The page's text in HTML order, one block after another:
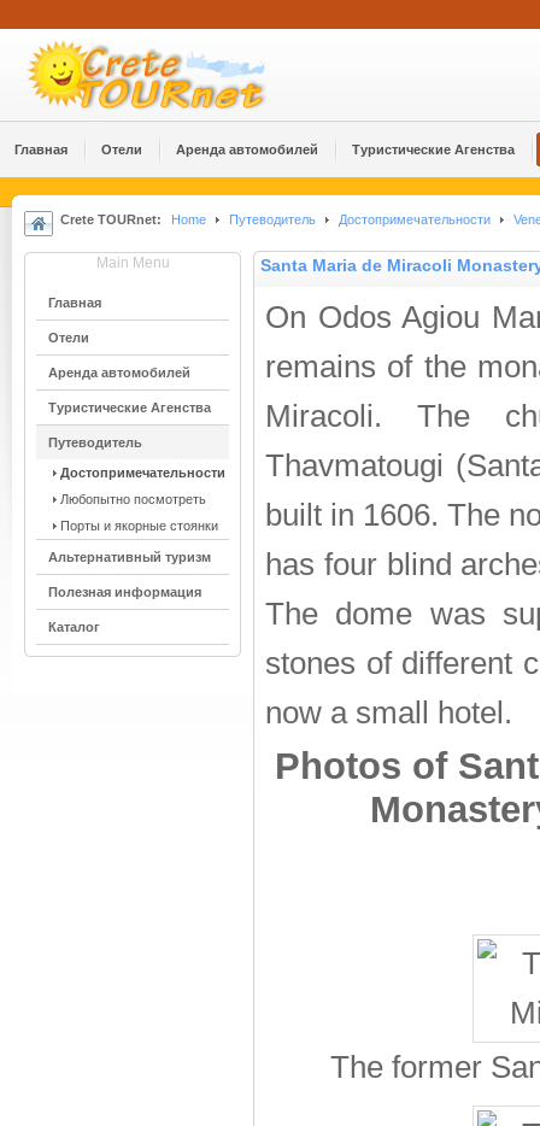
Главная Отели Аренда автомобилей Туристические Агенства
Crete TOURnet: Home Путеводитель Достопримечательности
Main Menu
Главная
Отели
Аренда автомобилей
Туристические Агенства
Путеводитель
Достопримечательности
Любопытно посмотреть
Порты и якорные стоянки
Альтернативный туризм
Полезная информация
Каталог
Santa Maria de Miracoli
On Odos Agiou
remains of the
Miracoli. The
Thavmatougi
built in 1606. The
has four blind
The dome was
stones of different
now a small hotel.
Photos of
The former